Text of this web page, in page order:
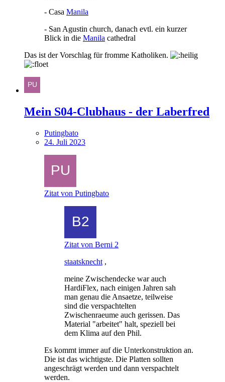
- Casa Manila
- San Agustin church, danach evtl. ein kurzer
Blick in die Manila cathedral
Das ist der Vorschlag für fromme Katholiken.
Mein S04-Clubhaus - der Laberfred
Putingbato
24. Juli 2023
Zitat von Putingbato
Zitat von Berni 2
staatsknecht ,
meine Zwischendecke war auch
HardiFlex, nach einigen Jahren sah
man genau die Ansaetze, teilweise
sind die verspachtelten
Zwischenraeume auch gerissen. Das
Material "arbeitet" halt, speziell bei
dem Klima auf den Phil.
Es kommt immer auf die Unterkonstruktion an.
Die ist das wichtigste. Die Platten sollten
angeschrägt werden und dann verspachtelt
werden.